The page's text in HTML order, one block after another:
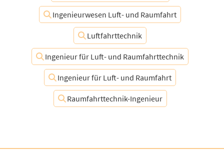
Ingenieurwesen Luft- und Raumfahrt
Luftfahrttechnik
Ingenieur für Luft- und Raumfahrttechnik
Ingenieur für Luft- und Raumfahrt
Raumfahrttechnik-Ingenieur